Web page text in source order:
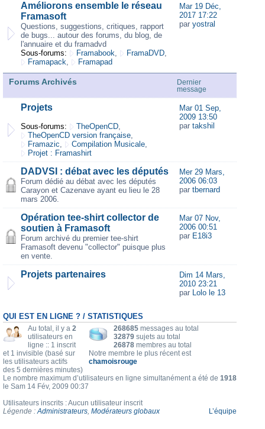
Améliorons ensemble le réseau
Framasoft
Questions, suggestions, critiques, rapport
de bugs... autour des forums, du blog, de
l'annuaire et du framadvd
Sous-forums:
Framabook, FramaDVD,
Framapack, Framapad
Mar 19 Déc,
2017 17:22
par yostral
Forums Archivés
Dernier
message
Projets
Sous-forums: TheOpenCD,
TheOpenCD version française,
Framazic, Compilation Musicale,
Projet : Framashirt
Mar 01 Sep,
2009 13:50
par takshil
DADVSI : débat avec les députés
Forum dédié au débat avec les députés
Carayon et Cazenave ayant eu lieu le 28
mars 2006.
Mer 29 Mars,
2006 06:03
par tbernard
Opération tee-shirt collector de
soutien à Framasoft
Forum archivé du premier tee-shirt
Framasoft devenu "collector" puisque plus
en vente.
Mar 07 Nov,
2006 00:51
par E18i3
Projets partenaires
Dim 14 Mars,
2010 23:21
par Lolo le 13
QUI EST EN LIGNE ? / STATISTIQUES
268685 messages au total
32879 sujets au total
26878 membres au total
Notre membre le plus récent est
chamoisrouge
Au total, il y a 2
utilisateurs en
ligne :: 1 inscrit
et 1 invisible (basé sur
les utilisateurs actifs
des 5 dernières minutes)
Le nombre maximum d’utilisateurs en ligne simultanément a été de 1918
le Sam 14 Fév, 2009 00:37
Utilisateurs inscrits : Aucun utilisateur inscrit
Légende :Administrateurs, Modérateurs globaux L’équipe